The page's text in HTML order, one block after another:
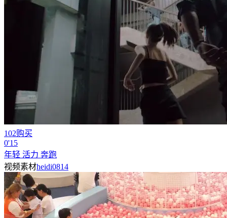
102购买
0'15
年轻 活力 奔跑
视频素材heidi0814